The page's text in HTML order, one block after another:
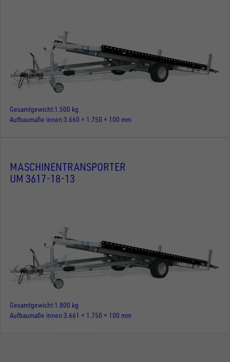
Gesamtgewicht 1.500 kg
Aufbaumaße innen 3.660 × 1.750 × 100 mm
MASCHINENTRANSPORTER
UM 3617-18-13
Gesamtgewicht 1.800 kg
Aufbaumaße innen 3.661 × 1.750 × 100 mm